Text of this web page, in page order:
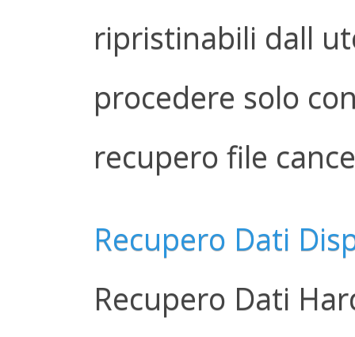
ripristinabili dall
procedere solo
recupero file
Recupero Dati
Recupero Dati